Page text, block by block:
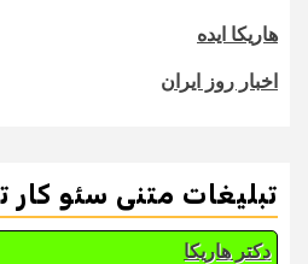
هاریکا ایده
اخبار روز ایران
تبلیغات متنی سئو کار
دکتر هاریکا